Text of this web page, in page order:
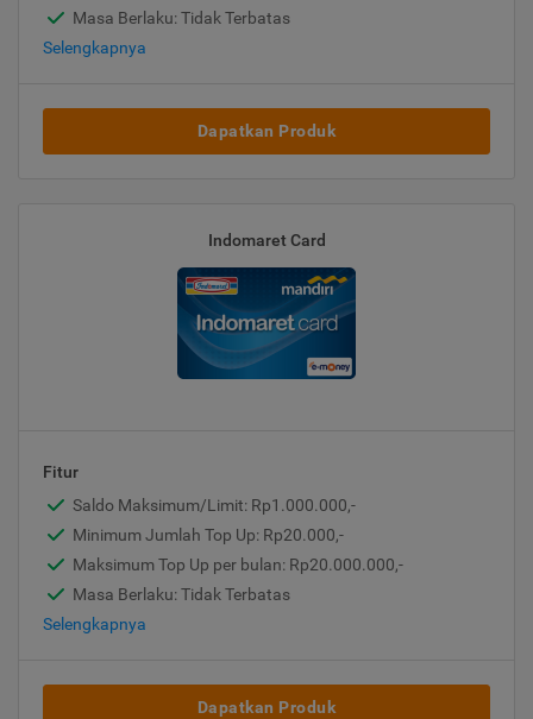
Masa Berlaku: Tidak Terbatas
Selengkapnya
Dapatkan Produk
Indomaret Card
Fitur
Saldo Maksimum/Limit: Rp1.000.000,-
Minimum Jumlah Top Up: Rp20.000,-
Maksimum Top Up per bulan: Rp20.000.000,-
Masa Berlaku: Tidak Terbatas
Selengkapnya
Dapatkan Produk